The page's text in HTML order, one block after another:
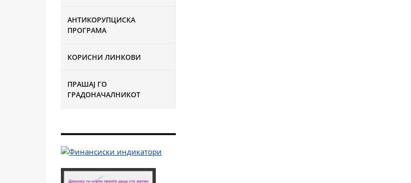
АНТИКОРУПЦИСКА
ПРОГРАМА
КОРИСНИ ЛИНКОВИ
ПРАШАЈ ГО
ГРАДОНАЧАЛНИКОТ